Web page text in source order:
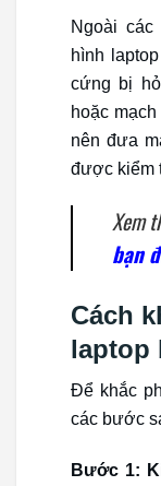
Ngoài các
hình
cứng bị
hoặc
nên đưa
được kiểm
Xem
bạn
Cách
laptop
Để khắc
các bước
Bước 1: